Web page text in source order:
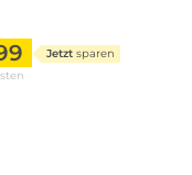
Jetzt sparen